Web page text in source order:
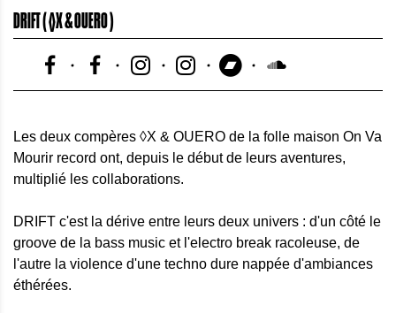
DRIFT ( ◊X & OUERO )
Les deux compères ◊X & OUERO de la folle maison On Va
Mourir record ont, depuis le début de leurs aventures,
multiplié les collaborations.
DRIFT c'est la dérive entre leurs deux univers : d'un côté le
groove de la bass music et l'electro break racoleuse, de
l'autre la violence d'une techno dure nappée d'ambiances
éthérées.